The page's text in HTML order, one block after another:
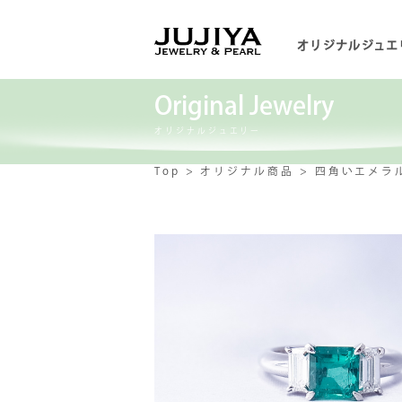
オリジナルジュエ
Original Jewelry
オリジナルジュエリー
Top オリジナル商品 四角いエメラ